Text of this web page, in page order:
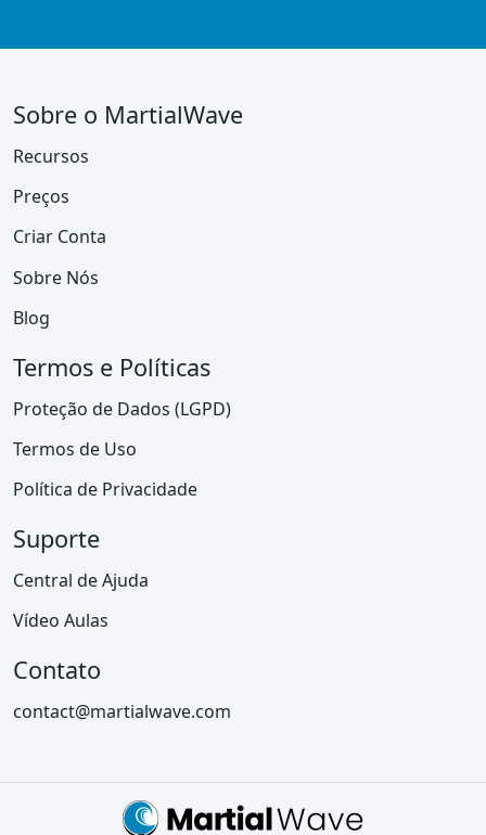
Sobre o MartialWave
Recursos
Preços
Criar Conta
Sobre Nós
Blog
Termos e Políticas
Proteção de Dados (LGPD)
Termos de Uso
Política de Privacidade
Suporte
Central de Ajuda
Vídeo Aulas
Contato
contact@martialwave.com